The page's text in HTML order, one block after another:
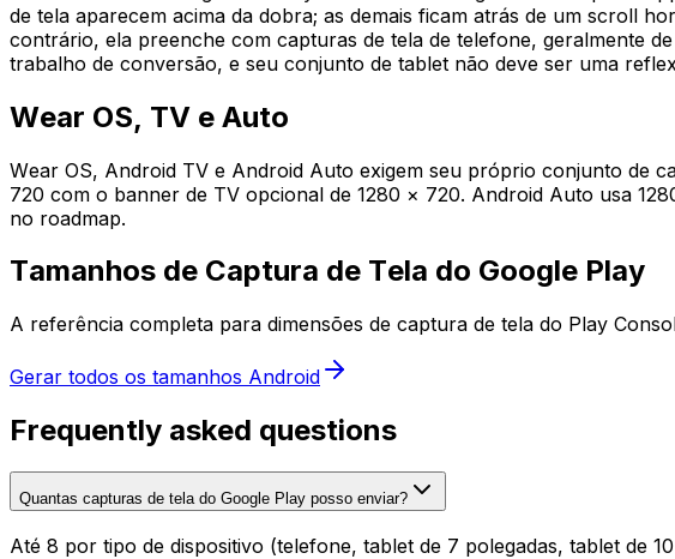
de tela aparecem acima da dobra; as demais ficam atrás de um scroll
contrário, ela preenche com capturas de tela de telefone, geralmente
trabalho de conversão, e seu conjunto de tablet não deve ser uma
Wear OS, TV e Auto
Wear OS, Android TV e Android Auto exigem seu próprio conjunto de
720 com o banner de TV opcional de 1280 × 720. Android Auto usa
no roadmap.
Tamanhos de Captura de Tela do Google Play
A referência completa para dimensões de captura de tela do Play
Gerar todos os tamanhos Android
Frequently asked questions
Quantas capturas de tela do Google Play posso enviar?
Até 8 por tipo de dispositivo (telefone, tablet de 7 polegadas, tablet de